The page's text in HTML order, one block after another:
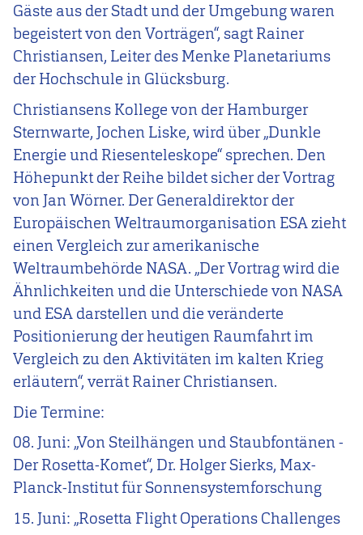
Gäste aus der Stadt und der Umgebung waren
begeistert von den Vorträgen“, sagt Rainer
Christiansen, Leiter des Menke Planetariums
der Hochschule in Glücksburg.
Christiansens Kollege von der Hamburger
Sternwarte, Jochen Liske, wird über „Dunkle
Energie und Riesenteleskope“ sprechen. Den
Höhepunkt der Reihe bildet sicher der Vortrag
von Jan Wörner. Der Generaldirektor der
Europäischen Weltraumorganisation ESA zieht
einen Vergleich zuramerikanische
Weltraumbehörde NASA. „Der Vortrag wird die
Ähnlichkeiten und die Unterschiede von NASA
und ESA darstellen und die veränderte
Positionierung der heutigen Raumfahrt im
Vergleich zu den Aktivitäten im kalten Krieg
erläutern“, verrät Rainer Christiansen.
Die Termine:
08. Juni: „Von Steilhängen und Staubfontänen -
Der Rosetta-Komet“, Dr. Holger Sierks, Max-
Planck-Institut für Sonnensystemforschung
15. Juni: „Rosetta Flight Operations Challenges